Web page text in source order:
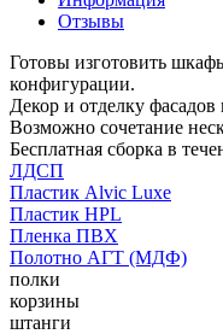
Отзывы
Готовы изготовить
конфигурации.
Декор и отделку
Возможно сочетание
Бесплатная сборка в
ЛДСП
Пластик Alvic Luxe
Пластик HPL
Пленка ПВХ
Полотно АГТ (МДФ)
полки
корзины
штанги